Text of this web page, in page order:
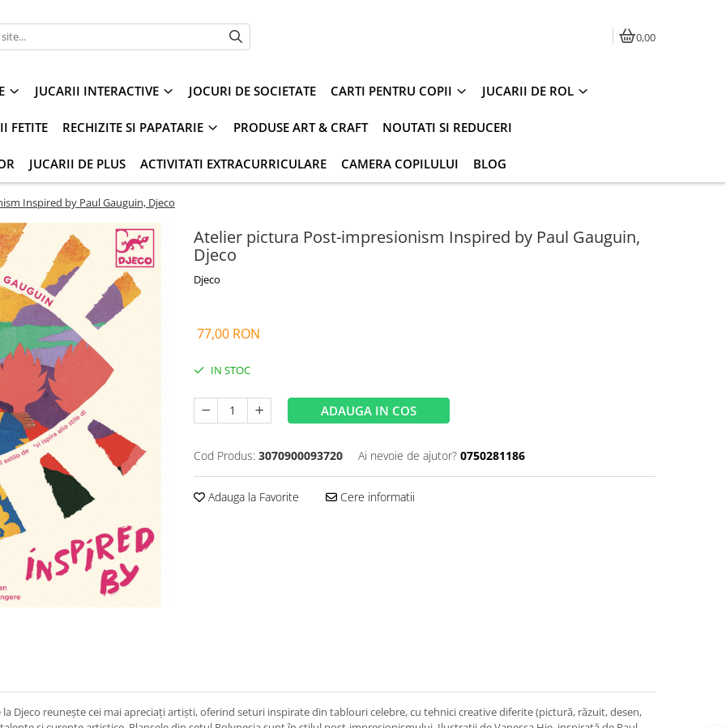
0,00
JUCARII INTERACTIVE JOCURI DE SOCIETATE CARTI PENTRU COPII JUCARII DE ROL
FETITE RECHIZITE SI PAPATARIE PRODUSE ART & CRAFT NOUTATI SI REDUCERI
JUCARII DE PLUS ACTIVITATI EXTRACURRICULARE CAMERA COPILULUI BLOG
Inspired by Paul Gauguin, Djeco
Atelier pictura Post-impresionism Inspired by Paul Gauguin,
Djeco
Djeco
77,00 RON
IN STOC
ADAUGA IN COS
Cod Produs: 3070900093720 Ai nevoie de ajutor? 0750281186
Adauga la Favorite Cere informatii
Djeco reunește cei mai apreciați artiști, oferind seturi inspirate din tablouri celebre, cu tehnici creative diferite (pictură, răzuit, desen,